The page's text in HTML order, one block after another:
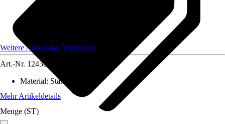
Weitere Artikel des Verkäufers
Art.-Nr. 12438071
Material: Stahl
Mehr Artikeldetails
Menge (ST)